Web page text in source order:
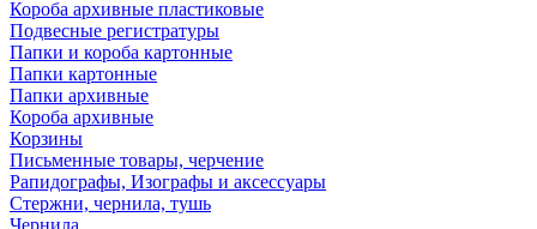
Короба архивные пластиковые
Подвесные регистратуры
Папки и короба картонные
Папки картонные
Папки архивные
Короба архивные
Корзины
Письменные товары, черчение
Рапидографы, Изографы и аксессуары
Стержни, чернила, тушь
Чернила